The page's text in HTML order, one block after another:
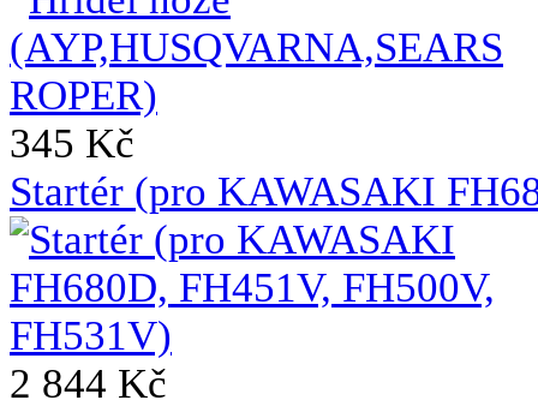
345 Kč
Startér (pro KAWASAKI
2 844 Kč